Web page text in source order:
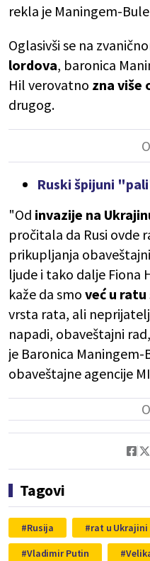
rekla je Maningem-
Oglasivši se na
lordova, baronica
Hil verovatno zna više
drugog.
Ruski špijuni
"Od invazije na
pročitala da Rusi ovde
prikupljanja
ljude i tako dalje Fiona
kaže da smo već u ratu
vrsta rata, ali
napadi, obaveštajni
je Baronica
obaveštajne agencije
Tagovi
Rusija rat u Ukrajini
Vladimir Putin